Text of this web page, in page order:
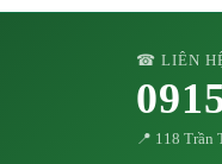
☎ LIÊN
📍 118 Trần